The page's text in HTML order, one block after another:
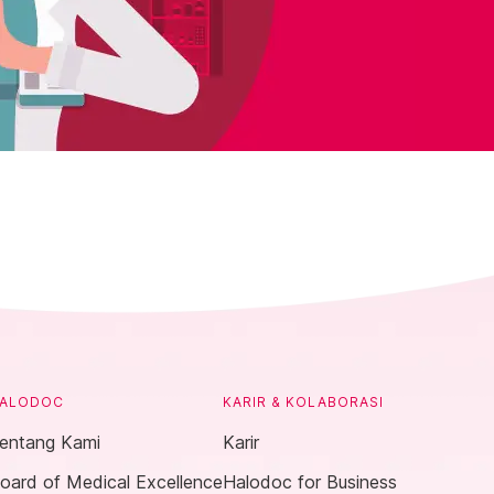
Kami
of Medical Excellence
KARIR & KOLABORASI
Karir
Halodoc for Business